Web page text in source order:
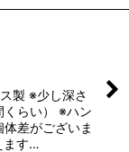
製 ※少し深さ
くらい） ※ハン
差がございま
ます…